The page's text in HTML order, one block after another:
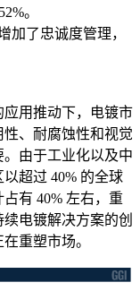
。
加了忠诚度管理，
用推动下，电镀市
、耐腐蚀性和视觉
由于工业化以及中
超过 40% 的全球
有 40% 左右，重
电镀解决方案的创
重塑市场。